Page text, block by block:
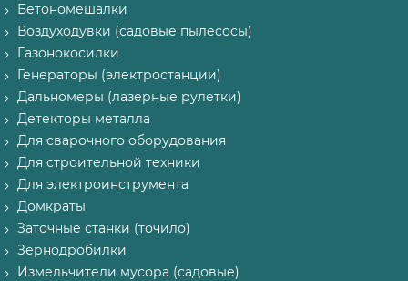
Бетономешалки
Воздуходувки (садовые пылесосы)
Газонокосилки
Генераторы (электростанции)
Дальномеры (лазерные рулетки)
Детекторы металла
Для сварочного оборудования
Для строительной техники
Для электроинструмента
Домкраты
Заточные станки (точило)
Зернодробилки
Измельчители мусора (садовые)